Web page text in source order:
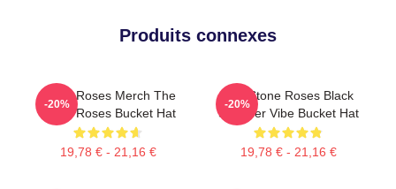
Produits connexes
Stone Roses Merch The
Stone Roses Bucket Hat
19,78 € - 21,16 €
-20%
The Stone Roses Black
Summer Vibe Bucket Hat
19,78 € - 21,16 €
-20%